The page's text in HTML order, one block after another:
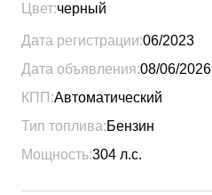
Цвет:черный
Дата регистрации:06/2023
Дата объявления:08/06/2026
КПП:Автоматический
Тип топлива:Бензин
Мощность:304 л.с.